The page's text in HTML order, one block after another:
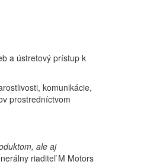
a ústretový prístup k
komunikácie,
prostredníctvom
ale aj
riaditeľ M Motors